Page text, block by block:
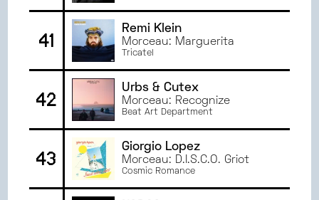
41
Remi Klein
Morceau: Marguerita
Tricatel
42
Urbs & Cutex
Morceau: Recognize
Beat Art Department
43
Giorgio Lopez
Morceau: D.I.S.C.O. Griot
Cosmic Romance